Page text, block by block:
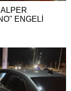
ENGELİ